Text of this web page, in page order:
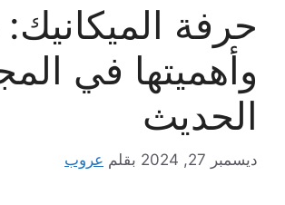
حرفة الميكانيك:
وأهميتها في
الحديث
ديسمبر 27, 2024 بقلم عروب